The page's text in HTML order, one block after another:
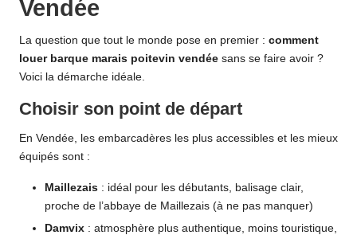
Vendée
La question que tout le monde pose en premier : comment
louer barque marais poitevin vendée sans se faire avoir ?
Voici la démarche idéale.
Choisir son point de départ
En Vendée, les embarcadères les plus accessibles et les mieux
équipés sont :
Maillezais : idéal pour les débutants, balisage clair,
proche de l’abbaye de Maillezais (à ne pas manquer)
Damvix : atmosphère plus authentique, moins touristique,